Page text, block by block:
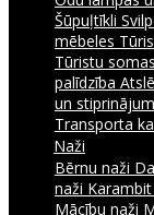
Šūpuļtīkli
mēbeles
Tūristu
palīdzība
un
Transporta
Naži
Bērnu naži
naži
Mācību naži